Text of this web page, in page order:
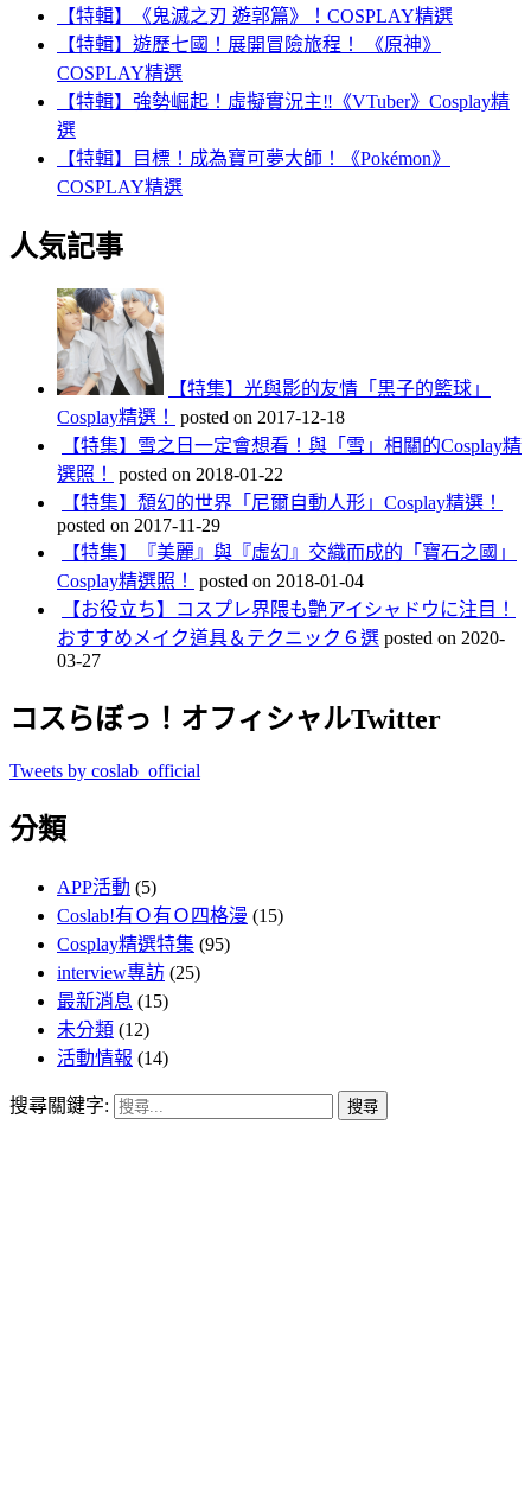
【特輯】《鬼滅之刃 遊郭篇》！COSPLAY精選
【特輯】遊歷七國！展開冒險旅程！ 《原神》
COSPLAY精選
【特輯】強勢崛起！虛擬實況主‼️《VTuber》Cosplay精
選
【特輯】目標！成為寶可夢大師！《Pokémon》
COSPLAY精選
人気記事
【特集】光與影的友情「黒子的籃球」
Cosplay精選！
posted on 2017-12-18
【特集】雪之日一定會想看！與「雪」相關的Cosplay精
選照！
posted on 2018-01-22
【特集】頹幻的世界「尼爾自動人形」Cosplay精選！
posted on 2017-11-29
【特集】『美麗』與『虛幻』交織而成的「寶石之國」
Cosplay精選照！
posted on 2018-01-04
【お役立ち】コスプレ界隈も艶アイシャドウに注目！
おすすめメイク道具＆テクニック６選 posted on 2020-
03-27
コスらぼっ！オフィシャルTwitter
Tweets by coslab_official
分類
APP活動 (5)
Coslab!有Ｏ有Ｏ四格漫 (15)
Cosplay精選特集 (95)
interview專訪 (25)
最新消息 (15)
未分類 (12)
活動情報 (14)
搜尋關鍵字: